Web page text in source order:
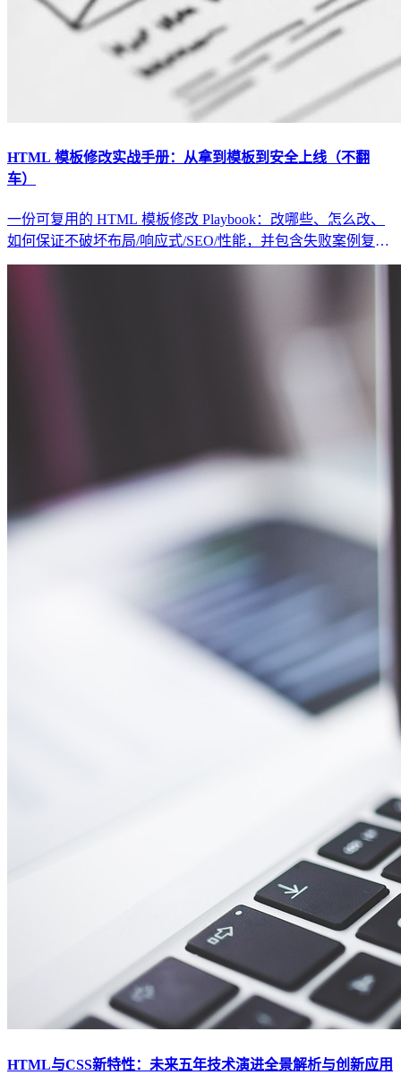
HTML 模板修改实战手册：从拿到模板到安全上线（不翻
车）
一份可复用的 HTML 模板修改 Playbook：改哪些、怎么改、
如何保证不破坏布局/响应式/SEO/性能，并包含失败案例复
盘、验收清单与回滚预案。
HTML与CSS新特性：未来五年技术演进全景解析与创新应用